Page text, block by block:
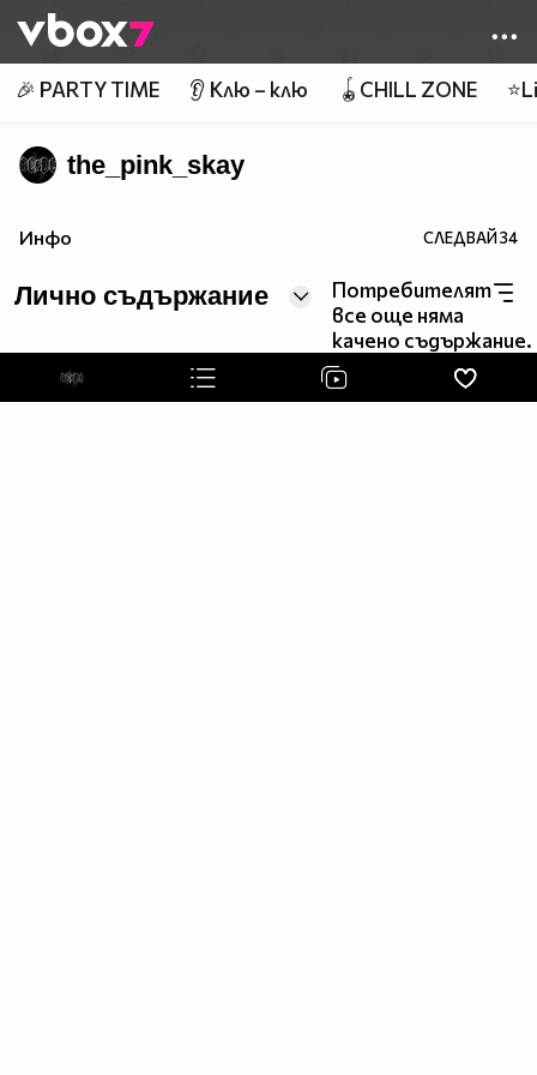
👾
🎉 PARTY TIME 👂 Клю – клю 🪀CHILL ZONE
the_pink_skay
Инфо СЛЕДВАЙ34
Лично съдържание
Потребителят
все още няма
качено съдържание.